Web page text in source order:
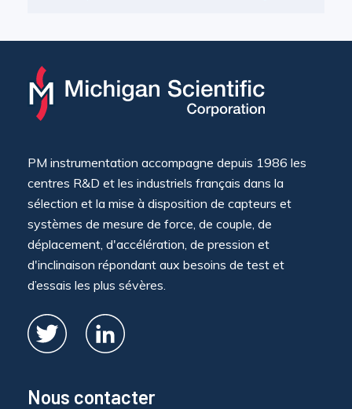
PM instrumentation accompagne depuis 1986 les
centres R&D et les industriels français dans la
sélection et la mise à disposition de capteurs et
systèmes de mesure de force, de couple, de
déplacement, d'accélération, de pression et
d'inclinaison répondant aux besoins de test et
d’essais les plus sévères.
Nous contacter